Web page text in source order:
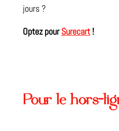
jours ?
Optez pourSurecart!
Pour le hors-